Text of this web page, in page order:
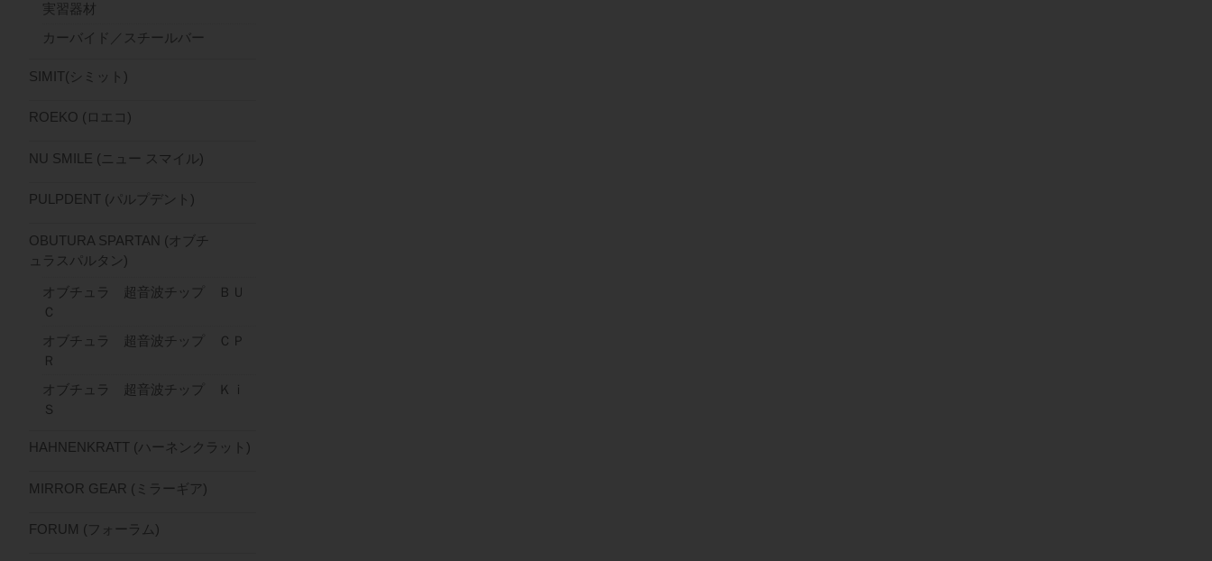
実習器材
カーバイド／スチールバー
SIMIT(シミット)
ROEKO (ロエコ)
NU SMILE (ニュー スマイル)
PULPDENT (パルプデント)
OBUTURA SPARTAN (オブチ
ュラスパルタン)
オブチュラ 超音波チップ ＢＵ
Ｃ
オブチュラ 超音波チップ ＣＰ
Ｒ
オブチュラ 超音波チップ Ｋｉ
Ｓ
HAHNENKRATT (ハーネンクラット)
MIRROR GEAR (ミラーギア)
FORUM (フォーラム)